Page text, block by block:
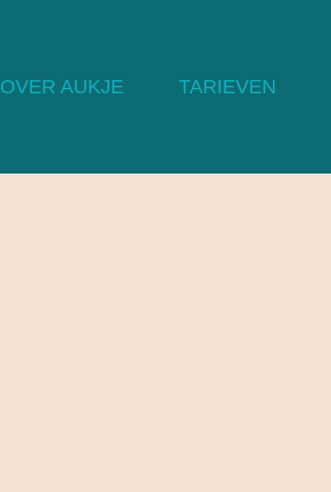
OVER AUKJE TARIEVEN